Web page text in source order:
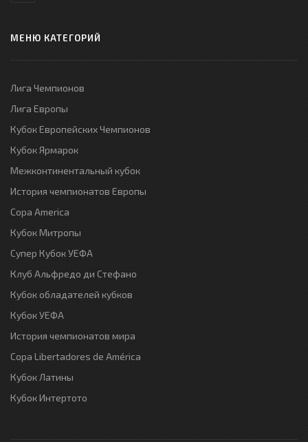
МЕНЮ КАТЕГОРИЙ
Лига Чемпионов
Лига Европы
Кубок Европейских Чемпионов
Кубок Ярмарок
Межконтинентальный кубок
История чемпионатов Европы
Copa America
Кубок Митропы
Супер Кубок УЕФА
Клуб Альфредо ди Стефано
Кубок обладателей кубков
Кубок УЕФА
История чемпионатов мира
Copa Libertadores de América
Кубок Латины
Кубок Интертото